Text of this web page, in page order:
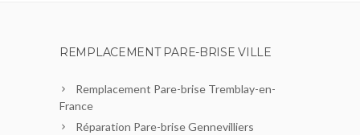
REMPLACEMENT PARE-BRISE VILLE
Remplacement Pare-brise Tremblay-en-
France
Réparation Pare-brise Gennevilliers